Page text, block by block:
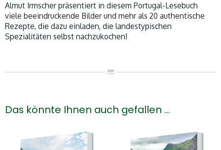
Almut Irmscher präsentiert in diesem Portugal-Lesebuch
viele beeindruckende Bilder und mehr als 20 authentische
Rezepte, die dazu einladen, die landestypischen
Spezialitäten selbst nachzukochen!
Das könnte Ihnen auch gefallen …